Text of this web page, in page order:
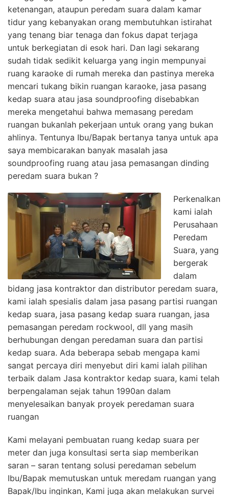
ketenangan, ataupun peredam suara dalam kamar
tidur yang kebanyakan orang membutuhkan istirahat
yang tenang biar tenaga dan fokus dapat terjaga
untuk berkegiatan di esok hari. Dan lagi sekarang
sudah tidak sedikit keluarga yang ingin mempunyai
ruang karaoke di rumah mereka dan pastinya mereka
mencari tukang bikin ruangan karaoke, jasa pasang
kedap suara atau jasa soundproofing disebabkan
mereka mengetahui bahwa memasang peredam
ruangan bukanlah pekerjaan untuk orang yang bukan
ahlinya. Tentunya Ibu/Bapak bertanya tanya untuk apa
saya membicarakan banyak masalah jasa
soundproofing ruang atau jasa pemasangan dinding
peredam suara bukan ?
Perkenalkan
kami ialah
Perusahaan
Peredam
Suara, yang
bergerak
dalam
bidang jasa kontraktor dan distributor peredam suara,
kami ialah spesialis dalam jasa pasang partisi ruangan
kedap suara, jasa pasang kedap suara ruangan, jasa
pemasangan peredam rockwool, dll yang masih
berhubungan dengan peredaman suara dan partisi
kedap suara. Ada beberapa sebab mengapa kami
sangat percaya diri menyebut diri kami ialah pilihan
terbaik dalam Jasa kontraktor kedap suara, kami telah
berpengalaman sejak tahun 1990an dalam
menyelesaikan banyak proyek peredaman suara
ruangan
Kami melayani pembuatan ruang kedap suara per
meter dan juga konsultasi serta siap memberikan
saran – saran tentang solusi peredaman sebelum
Ibu/Bapak memutuskan untuk meredam ruangan yang
Bapak/Ibu inginkan, Kami juga akan melakukan survei